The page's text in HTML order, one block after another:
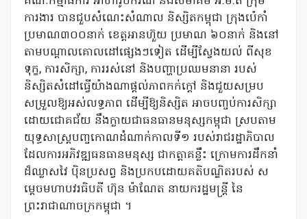
ការងារ បានជួបសំណេះសំណាល និស្សិតកម្ពុជា ក្រុងប៉េកាំ
ប្រមាណ៣០០នាក់ ខេត្តអានហ៊ួយ ប្រមាណ ៦០នាក់ និងនៅ
តាមបណ្តាលគោលដៅផ្សេងៗទៀត ដើម្បីស្វែងយល់ ពីសុខ
ទុក្ខ, ការសិក្សា, ការរស់នៅ និងបញ្ហាប្រឈមនានា របស់
និស្សិតសំដៅធ្វើយ៉ាងណាផ្តល់ភាពកក់ក្តៅ និងជួយសម្រប
សម្រួលឱ្យអស់លទ្ធភាព ដើម្បីឱ្យនិស្សិត អាចបញ្ចប់ការសិក្សា
ដោយជោគជ័យ នឹងក្លាយជាធនធានមនុស្សកម្ពុជា ស្របតាម
យុទ្ធសាស្រ្តបញ្ចកោណដំណាក់កាលទី១ របស់រាជរដ្ឋាភិបាល
ដែលការអភិវឌ្ឍធនធានមនុស្ស ជាកត្តាគន្លឹះ ក្រោមការដឹកនាំ
ដ៏ឈ្លាសវៃ ប៉ិនប្រសព្វ និងប្រកបដោយគតិបណ្ឌិតរបស់ ស
ម្តេចមហាបវរធិបតី ហ៊ុន ម៉ាណែត នាយករដ្ឋមន្ត្រី នៃ
ព្រះរាជាណាចក្រកម្ពុជា ។